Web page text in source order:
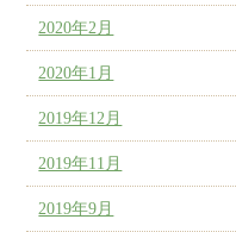
2020年2月
2020年1月
2019年12月
2019年11月
2019年9月